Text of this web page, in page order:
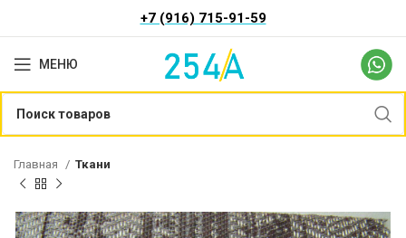
+7 (916) 715-91-59
МЕНЮ
Главная Ткани